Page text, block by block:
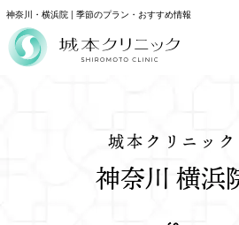
神奈川・横浜院 | 季節のプラン・おすすめ情報
城本クリニック
神奈川 横浜